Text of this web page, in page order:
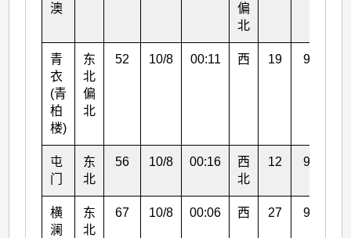
澳
偏
北
青
衣
(青
柏
楼)
东
北
偏
北
52 10/8 00:11 西 19 9/8
屯
门
东
北
56 10/8 00:16
西
北
12 9/8
横
澜
东
北
67 10/8 00:06 西 27 9/8